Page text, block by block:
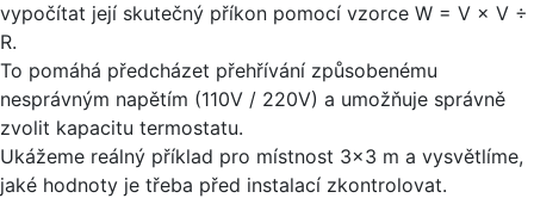
vypočítat její skutečný příkon pomocí vzorce W = V × V ÷
R.
To pomáhá předcházet přehřívání způsobenému
nesprávným napětím (110V / 220V) a umožňuje správně
zvolit kapacitu termostatu.
Ukážeme reálný příklad pro místnost 3×3 m a vysvětlíme,
jaké hodnoty je třeba před instalací zkontrolovat.